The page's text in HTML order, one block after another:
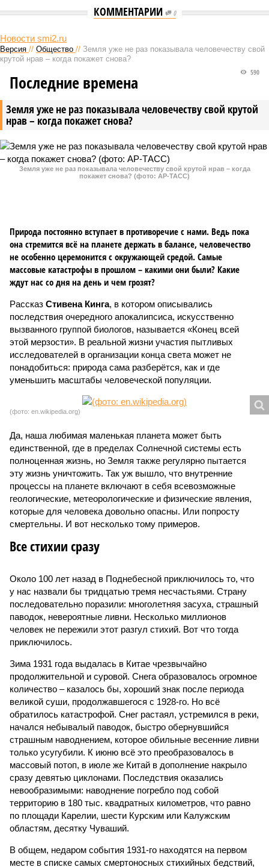
КОММЕНТАРИИ 0
Новости smi2.ru
Версия // Общество // Земля уже не раз показывала человечеству свой
крутой нрав – когда покажет снова?
Земля уже не раз показывала человечеству свой крутой
нрав – когда покажет снова?
590
Последние времена
Земля уже не раз показывала человечеству свой крутой нрав – когда
покажет снова? (фото: АР-ТАСС)
Природа постоянно вступает в противоречие с нами. Ведь пока
она стремится всё на планете держать в балансе, человечество
не особенно церемонится с окружающей средой. Самые
массовые катастрофы в прошлом – какими они были? Какие
ждут нас со дня на день и чем грозят?
Рассказ Стивена Кинга, в котором описывались
последствия очередного апокалипсиса, искусственно
вызванного группой биологов, называется «Конец всей
этой мерзости». В реальной жизни участия пытливых
исследователей в организации конца света может не
понадобиться: природа сама разберётся, как и где
уменьшить масштабы человеческой популяции.
(фото: en.wikipedia.org)
Да, наша любимая маленькая планета может быть
единственной, где в пределах Солнечной системы есть
полноценная жизнь, но Земля также регулярно пытается
эту жизнь уничтожить. Так уж вышло, что внутренние
процессы на планете включают в себя всевозможные
геологические, метеорологические и физические явления,
которые для человека довольно опасны. Или попросту
смертельны. И вот несколько тому примеров.
Все стихии сразу
Около 100 лет назад в Поднебесной приключилось то, что
у нас назвали бы тридцатью тремя несчастьями. Страну
последовательно поразили: многолетняя засуха, страшный
паводок, невероятные ливни. Несколько миллионов
человек не пережили этот разгул стихий. Вот что тогда
приключилось.
Зима 1931 года выдалась в Китае чрезвычайно
продолжительной и суровой. Снега образовалось огромное
количество – казалось бы, хороший знак после периода
великой суши, продолжавшегося с 1928-го. Но всё
обратилось катастрофой. Снег растаял, устремился в реки,
начался небывалый паводок, быстро обернувшийся
страшным наводнением, которое обильные весенние ливни
только усугубили. К июню всё это преобразовалось в
массовый потоп, в июле же Китай в дополнение накрыло
сразу девятью циклонами. Последствия оказались
невообразимыми: наводнение погребло под собой
территорию в 180 тыс. квадратных километров, что равно
по площади Карелии, шести Курским или Калужским
областям, десятку Чуваший.
В общем, недаром события 1931-го находятся на первом
месте в списке самых смертоносных стихийных бедствий,